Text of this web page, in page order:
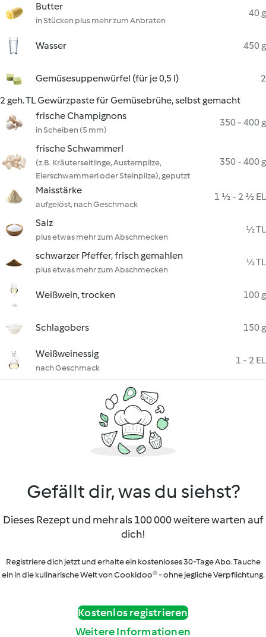
Butter
in Stücken plus mehr zum Anbraten
40 g
Wasser 450 g
Gemüsesuppenwürfel (für je 0,5 l)
2
2 geh. TL Gewürzpaste für Gemüsebrühe, selbst gemacht
frische Champignons
in Scheiben (5 mm)
350 - 400 g
frische Schwammerl
(z.B. Kräuterseitlinge, Austernpilze,
Eierschwammerl oder Steinpilze), geputzt
350 - 400 g
Maisstärke
aufgelöst, nach Geschmack
1 ½ - 2 ½ EL
Salz
plus etwas mehr zum Abschmecken
½ TL
schwarzer Pfeffer, frisch gemahlen
plus etwas mehr zum Abschmecken
½ TL
Weißwein, trocken 100 g
Schlagobers 150 g
Weißweinessig
nach Geschmack
1 - 2 EL
Gefällt dir, was du siehst?
Dieses Rezept und mehr als 100 000 weitere warten auf
dich!
Registriere dich jetzt und erhalte ein kostenloses 30-Tage Abo. Tauche
ein in die kulinarische Welt von Cookidoo® - ohne jegliche Verpflichtung.
Kostenlos registrieren
Weitere Informationen